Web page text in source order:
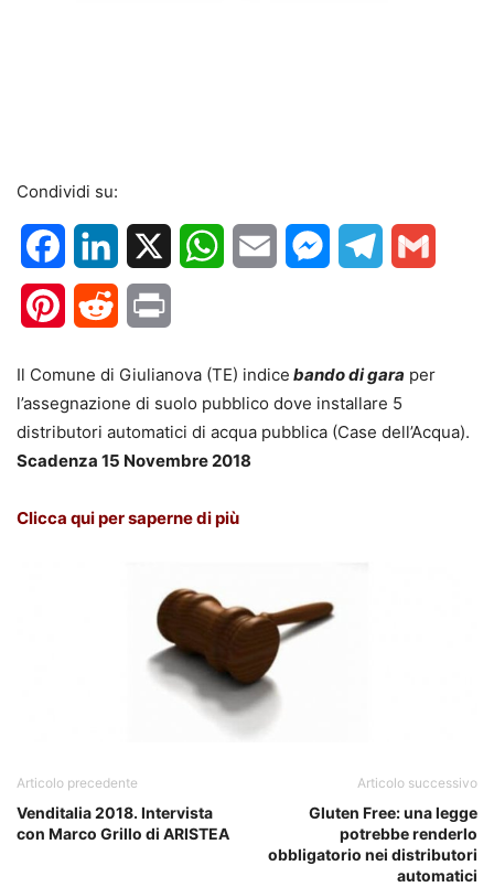
Condividi su:
FacebookLinkedIn WhatsApp
Email MessengerTelegram
PinterestReddit
Il Comune di Giulianova (TE) indice bando di gara per
l’assegnazione di suolo pubblico dove installare 5
distributori automatici di acqua pubblica (Case dell’Acqua).
Scadenza 15 Novembre 2018
Clicca qui per saperne di più
Articolo precedente
Venditalia 2018. Intervista
con Marco Grillo di ARISTEA
Articolo successivo
Gluten Free: una legge
potrebbe renderlo
obbligatorio nei distributori
automatici